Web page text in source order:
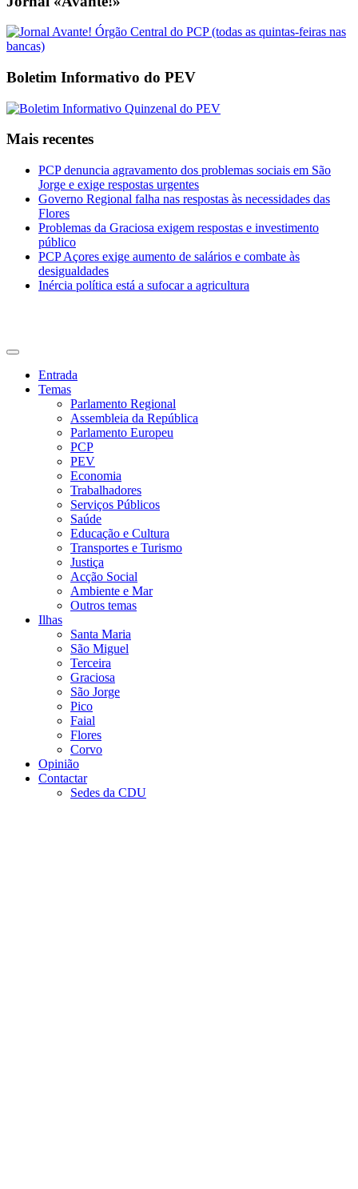
Boletim Informativo do PEV
Mais recentes
PCP denuncia agravamento dos problemas sociais em São
Jorge e exige respostas urgentes
Governo Regional falha nas respostas às necessidades das
Flores
Problemas da Graciosa exigem respostas e investimento
público
PCP Açores exige aumento de salários e combate às
desigualdades
Inércia política está a sufocar a agricultura
Entrada
Temas
Parlamento Regional
Assembleia da República
Parlamento Europeu
PCP
PEV
Economia
Trabalhadores
Serviços Públicos
Saúde
Educação e Cultura
Transportes e Turismo
Justiça
Acção Social
Ambiente e Mar
Outros temas
Ilhas
Santa Maria
São Miguel
Terceira
Graciosa
São Jorge
Pico
Faial
Flores
Corvo
Opinião
Contactar
Sedes da CDU